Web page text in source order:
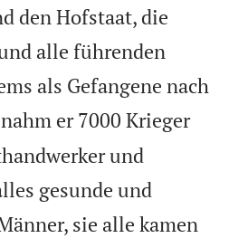
den Hofstaat, die
alle führenden
als Gefangene nach
er 7000 Krieger
und
gesunde und
sie alle kamen